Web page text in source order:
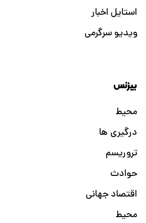
استایل اخبار
ویدیو سرگرمی
بیزنس
محیط
درگیری ها
تروریسم
حوادث
اقتصاد جهانی
محیط